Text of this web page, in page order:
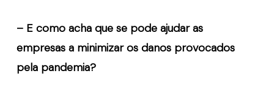
– E como acha que se pode ajudar as
empresas a minimizar os danos provocados
pela pandemia?